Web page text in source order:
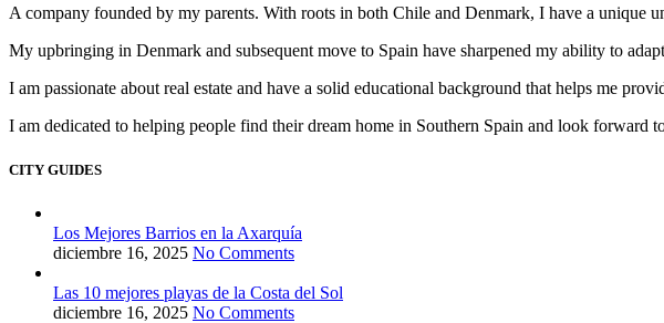
A company founded by my parents. With roots in both Chile and Denmark, I have a unique
My upbringing in Denmark and subsequent move to Spain have sharpened my ability to
I am passionate about real estate and have a solid educational background that helps me
I am dedicated to helping people find their dream home in Southern Spain and look forward
CITY GUIDES
Los Mejores Barrios en la Axarquía
diciembre 16, 2025 No Comments
Las 10 mejores playas de la Costa del Sol
diciembre 16, 2025 No Comments